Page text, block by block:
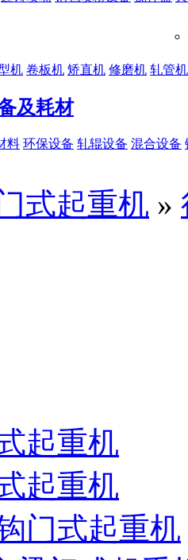
机 卷板机 矫直机 修磨机 轧管机
及耗材
料 环保设备 轧辊设备 混合设备
式起重机 »
起重机
起重机
门式起重机